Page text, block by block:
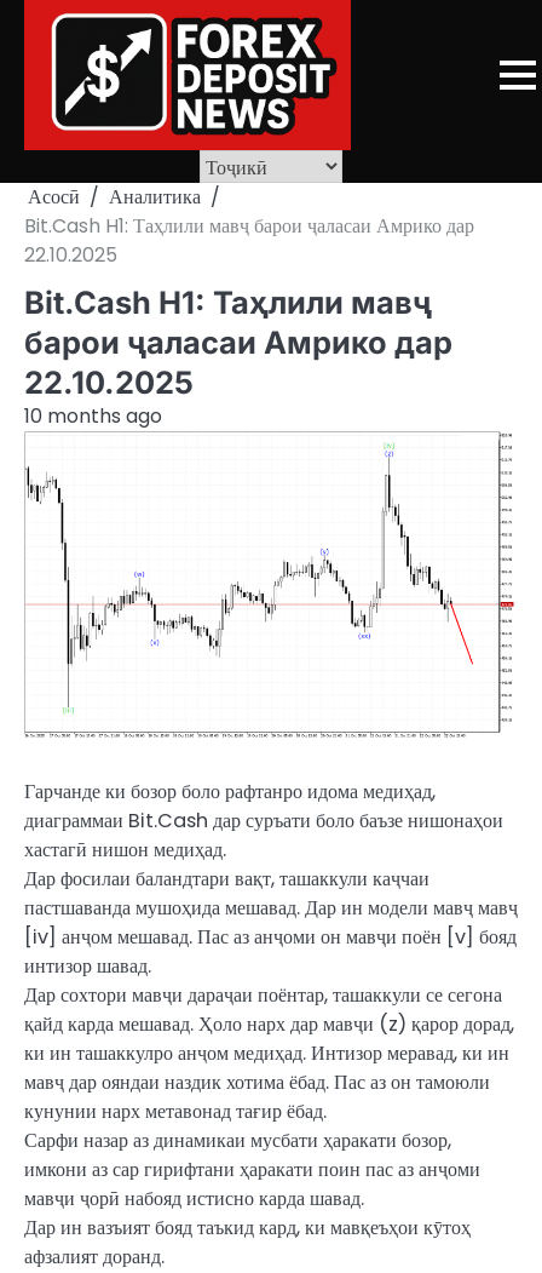
Асосӣ
Аналитика
Bit.Cash H1: Таҳлили мавҷ барои ҷаласаи Амрико дар
22.10.2025
Bit.Cash H1: Таҳлили мавҷ
барои ҷаласаи Амрико дар
22.10.2025
10 months ago
Гарчанде ки бозор боло рафтанро идома медиҳад,
диаграммаи Bit.Cash дар суръати боло баъзе нишонаҳои
хастагӣ нишон медиҳад.
Дар фосилаи баландтари вақт, ташаккули каҷчаи
пастшаванда мушоҳида мешавад. Дар ин модели мавҷ мавҷ
[iv] анҷом мешавад. Пас аз анҷоми он мавҷи поён [v] бояд
интизор шавад.
Дар сохтори мавҷи дараҷаи поёнтар, ташаккули се сегона
қайд карда мешавад. Ҳоло нарх дар мавҷи (z) қарор дорад,
ки ин ташаккулро анҷом медиҳад. Интизор меравад, ки ин
мавҷ дар ояндаи наздик хотима ёбад. Пас аз он тамоюли
кунунии нарх метавонад тағир ёбад.
Сарфи назар аз динамикаи мусбати ҳаракати бозор,
имкони аз сар гирифтани ҳаракати поин пас аз анҷоми
мавҷи ҷорӣ набояд истисно карда шавад.
Дар ин вазъият бояд таъкид кард, ки мавқеъҳои кӯтоҳ
афзалият доранд.